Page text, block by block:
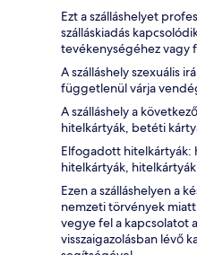
Ezt a szálláshelyet
szálláskiadás
tevékenységéhez vagy
A szálláshely szexuális
függetlenül várja
A szálláshely a
hitelkártyák, betéti
Elfogadott hitelkártyák:
hitelkártyák,
Ezen a szálláshelyen a
nemzeti törvények
vegye fel a kapcsolatot
visszaigazolásban lévő